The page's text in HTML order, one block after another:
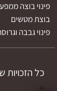
פינוי בוצה
בוצת מטשים
פינוי גבבה
כל
✕